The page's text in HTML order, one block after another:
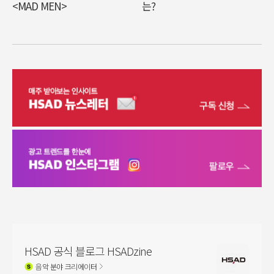
<MAD MEN> 는?
HSAD 공식 블로그 HSADzine
음악분야 크리에이터